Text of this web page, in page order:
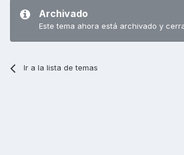
Archivado
Este tema ahora está archivado y
Ir a la lista de temas